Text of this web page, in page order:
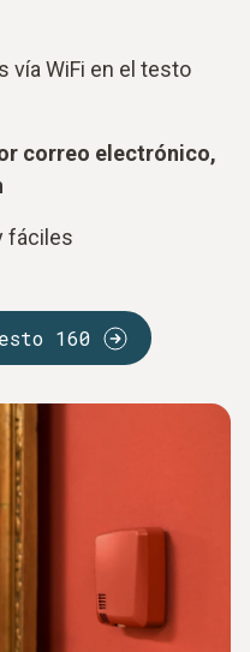
vía WiFi en el testo
correo electrónico,
fáciles
160